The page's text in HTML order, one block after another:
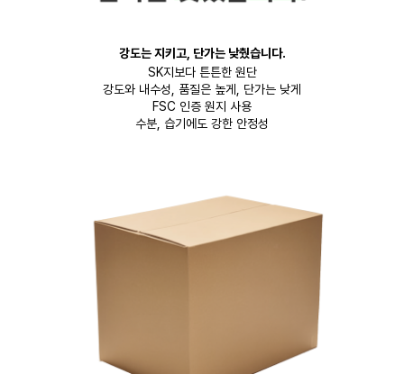
강도는 지키고, 단가는 낮췄습니다.
SK지보다 튼튼한 원단
강도와 내수성, 품질은 높게, 단가는 낮게
FSC 인증 원지 사용
수분, 습기에도 강한 안정성